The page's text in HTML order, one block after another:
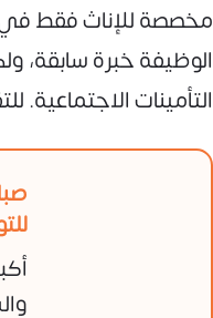
مخصصة للإناث فقط في
الوظيفة خبرة
التأمينات الاجتماعية.